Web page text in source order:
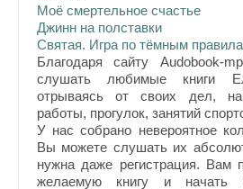
Моё смертельное счастье
Джинн на полставки
Святая. Игра по тёмным
Благодаря сайту Audobook-
слушать любимые книги
отрываясь от своих дел,
работы, прогулок, занятий
У нас собрано невероятное
Вы можете слушать их
нужна даже регистрация. Вам
желаемую книгу и начать